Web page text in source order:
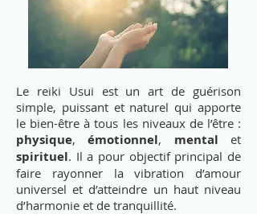
Le reiki Usui est un art de guérison
simple, puissant et naturel qui apporte
le bien-être à tous les niveaux de l’être :
physique,émotionnel, mental et
spirituel. Il a pour objectif principal de
faire rayonner la vibration d’amour
universel et d’atteindre un haut niveau
d’harmonie et de tranquillité.